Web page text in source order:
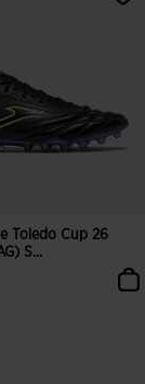
Toledo Cup 26
S...